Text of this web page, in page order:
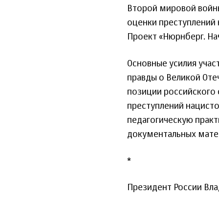
Второй мировой
оценки преступлений
Проект «Нюрнберг.
Основные усилия
правды о Великой
позиции
преступлений
педагогическую
документальных
*
Президент России